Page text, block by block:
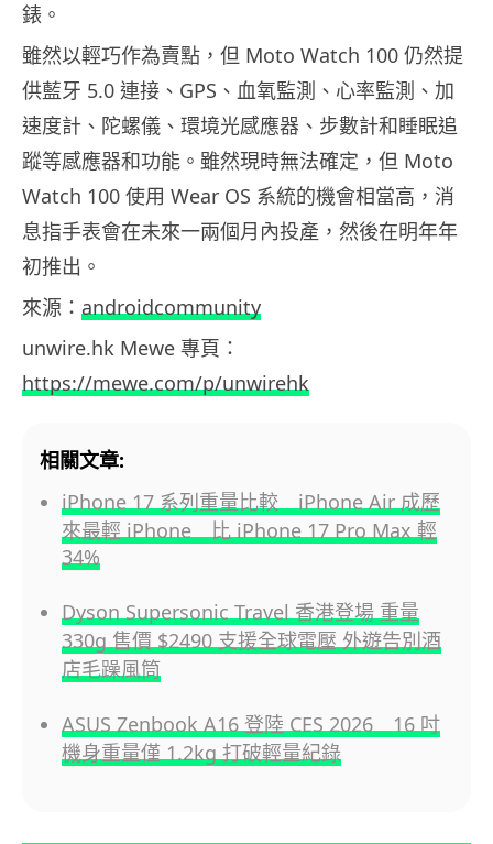
錶。
雖然以輕巧作為賣點，但 Moto Watch 100 仍然提
供藍牙 5.0 連接、GPS、血氧監測、心率監測、加
速度計、陀螺儀、環境光感應器、步數計和睡眠追
蹤等感應器和功能。雖然現時無法確定，但 Moto
Watch 100 使用 Wear OS 系統的機會相當高，消
息指手表會在未來一兩個月內投產，然後在明年年
初推出。
來源： androidcommunity
unwire.hk Mewe 專頁：
https://mewe.com/p/unwirehk
相關文章:
iPhone 17 系列重量比較 iPhone Air 成歷
來最輕 iPhone 比 iPhone 17 Pro Max 輕
34%
Dyson Supersonic Travel 香港登場 重量
330g 售價 $2490 支援全球電壓 外遊告別酒
店毛躁風筒
ASUS Zenbook A16 登陸 CES 2026 16 吋
機身重量僅 1.2kg 打破輕量紀錄